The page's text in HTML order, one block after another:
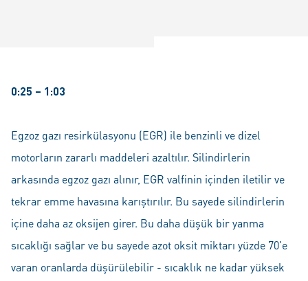
0:25 – 1:03
Egzoz gazı resirkülasyonu (EGR) ile benzinli ve dizel
motorların zararlı maddeleri azaltılır. Silindirlerin
arkasında egzoz gazı alınır, EGR valfinin içinden iletilir ve
tekrar emme havasına karıştırılır. Bu sayede silindirlerin
içine daha az oksijen girer. Bu daha düşük bir yanma
sıcaklığı sağlar ve bu sayede azot oksit miktarı yüzde 70'e
varan oranlarda düşürülebilir - sıcaklık ne kadar yüksek